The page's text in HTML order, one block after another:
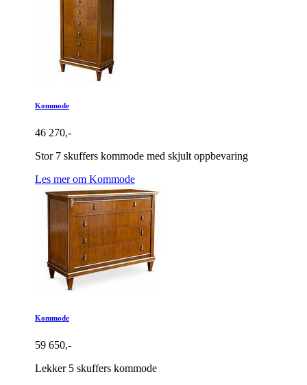
Kommode
46 270,-
Stor 7 skuffers kommode med skjult oppbevaring
Les mer om Kommode
Kommode
59 650,-
Lekker 5 skuffers kommode